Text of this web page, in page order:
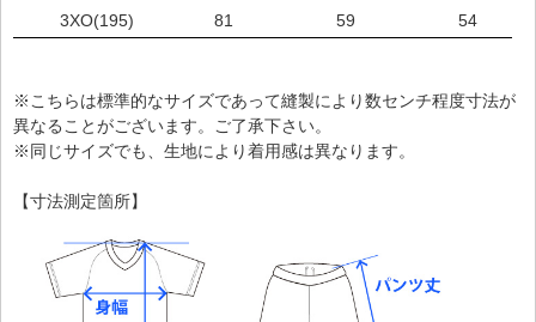
3XO(195)
81 59 54
※こちらは標準的なサイズであって縫製により数センチ程度寸法が
異なることがございます。ご了承下さい。
※同じサイズでも、生地により着用感は異なります。
【寸法測定箇所】